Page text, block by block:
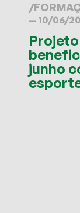
/
— 10/06/
junho